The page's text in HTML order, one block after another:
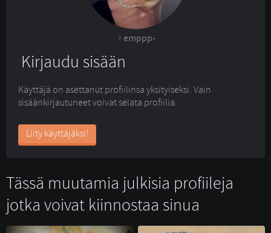
emppp-
Kirjaudu sisään
Käyttäjä on asettanut profiilinsa yksityiseksi. Vain
sisäänkirjautuneet voivat selata profiilia.
Liity käyttäjäksi!
Tässä muutamia julkisia profiileja
jotka voivat kiinnostaa sinua